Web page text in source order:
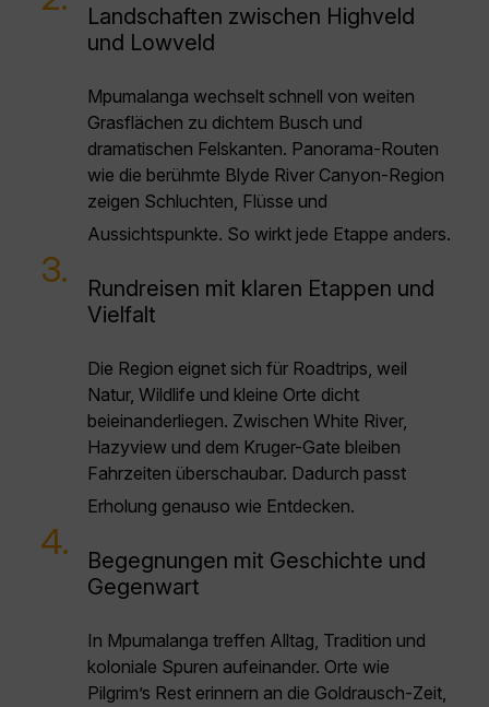
Landschaften zwischen Highveld
und Lowveld
Mpumalanga wechselt schnell von weiten
Grasflächen zu dichtem Busch und
dramatischen Felskanten. Panorama-Routen
wie die berühmte Blyde River Canyon-Region
zeigen Schluchten, Flüsse und
Aussichtspunkte. So wirkt jede Etappe anders.
3.
Rundreisen mit klaren Etappen und
Vielfalt
Die Region eignet sich für Roadtrips, weil
Natur, Wildlife und kleine Orte dicht
beieinanderliegen. Zwischen White River,
Hazyview und dem Kruger-Gate bleiben
Fahrzeiten überschaubar. Dadurch passt
Erholung genauso wie Entdecken.
4.
Begegnungen mit Geschichte und
Gegenwart
In Mpumalanga treffen Alltag, Tradition und
koloniale Spuren aufeinander. Orte wie
Pilgrim’s Rest erinnern an die Goldrausch-Zeit,